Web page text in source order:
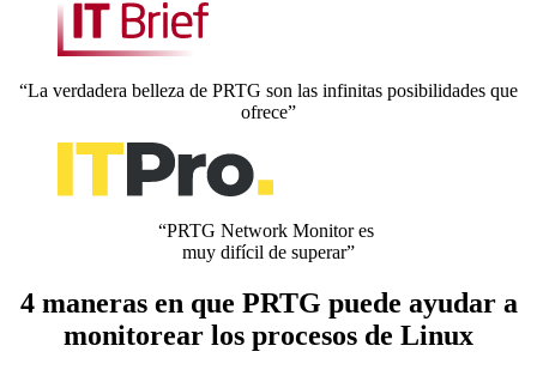
“La verdadera belleza de PRTG son las infinitas posibilidades que
ofrece”
“PRTG Network Monitor es
muy difícil de superar”
4 maneras en que PRTG puede ayudar a
monitorear los procesos de Linux